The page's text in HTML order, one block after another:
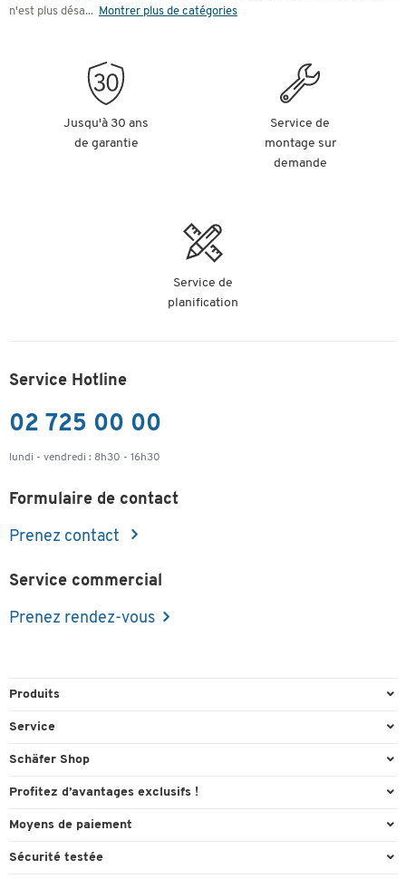
n'est plus désa... Montrer plus de catégories
Jusqu'à 30 ans
de garantie
Service de
montage sur
demande
Service de
planification
Service Hotline
02 725 00 00
lundi - vendredi : 8h30 - 16h30
Formulaire de contact
Prenez contact
Service commercial
Prenez rendez-vous
Produits
Emballage et expédition
Fournitures de bureau
Mobilier de bureau
Nettoyage et hygiène
Service
Aperçu des n° de tél.
Contact & Callback
FAQ
Schäfer Shop
A propos
Profitez d’avantages exclusifs !
Cadeau de bienvenue
Moyens de paiement
Paypal
Sécurité testée